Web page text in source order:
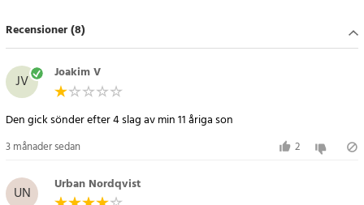
Recensioner (8)
JV Joakim V
Den gick sönder efter 4 slag av min 11 åriga son
3 månader sedan 2
UN Urban Nordqvist